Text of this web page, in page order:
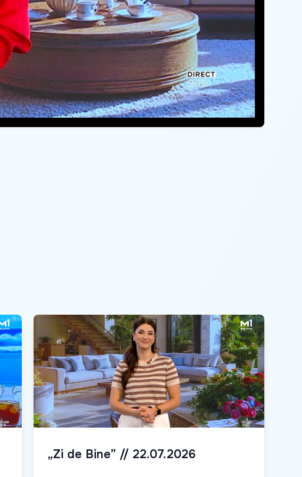
„Zi de Bine” // 22.07.2026